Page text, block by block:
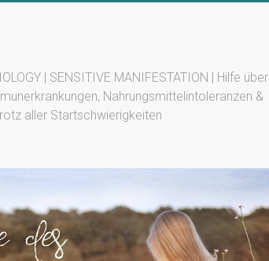
| SENSITIVE MANIFESTATION | Hilfe über
Nahrungsmittelintoleranzen &
aller Startschwierigkeiten